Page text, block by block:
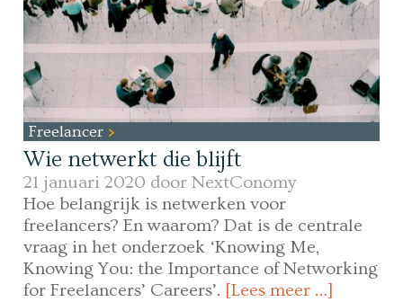
Freelancer
Wie netwerkt die blijft
21 januari 2020 doorNextConomy
Hoe belangrijk is netwerken voor
freelancers? En waarom? Dat is de centrale
vraag in het onderzoek ‘Knowing Me,
Knowing You: the Importance of Networking
for Freelancers’ Careers’. [Lees meer …]